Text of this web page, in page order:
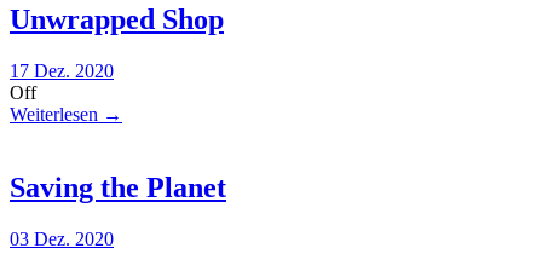
Unwrapped Shop
17 Dez. 2020
Off
Weiterlesen →
Saving the Planet
03 Dez. 2020